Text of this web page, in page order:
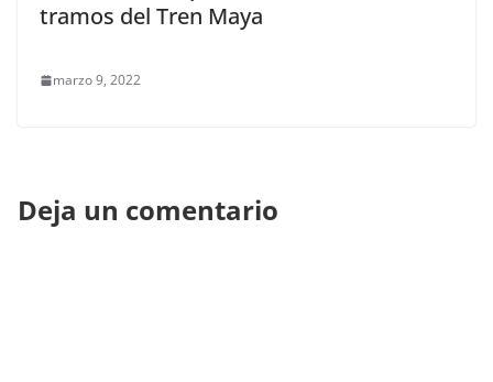
tramos del Tren Maya
marzo 9, 2022
Deja un comentario